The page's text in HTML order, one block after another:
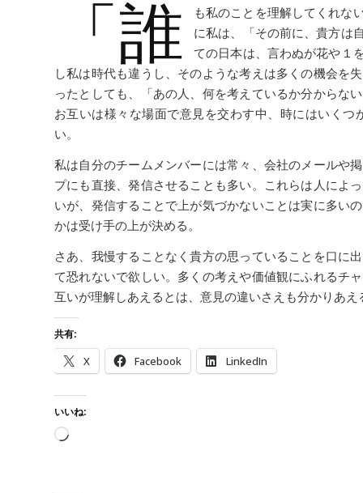
「誰
も私のことを理解してくれな
に私は、「その前に、貴方は
ての日本は、言わぬが花や１
し私は時代も違うし、そのような考えは多くの機会を
ったとしても、「あの人、何を考えているか分からな
お互いは様々な場面で意見を交わす中、時にはいく
い。
私は自分のチームメンバーには常々、会社のメールや
プにも直接、発信させることも多い。これらは人によ
いが、発信することで上が気づかないことは実に多い
かは受け手の上が決める。
さあ、我慢することなく貴方の思っていることを口に
て恐れないで欲しい。多くの考えや価値観にふれるチ
互いが理解しあえるとは、意見の違いさえも分かりあ
共有:
X Facebook LinkedIn
いいね:
読み込み中…